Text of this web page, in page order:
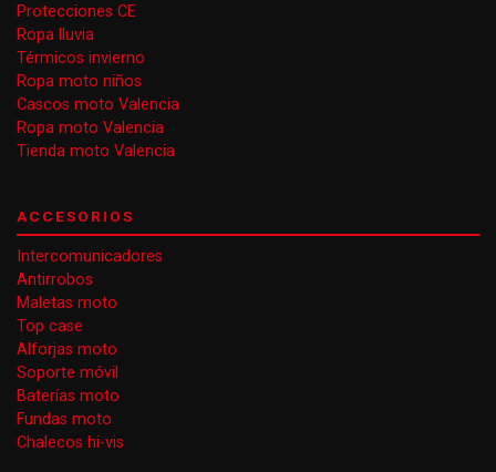
Protecciones CE
Ropa lluvia
Térmicos invierno
Ropa moto niños
Cascos moto Valencia
Ropa moto Valencia
Tienda moto Valencia
ACCESORIOS
Intercomunicadores
Antirrobos
Maletas moto
Top case
Alforjas moto
Soporte móvil
Baterías moto
Fundas moto
Chalecos hi-vis